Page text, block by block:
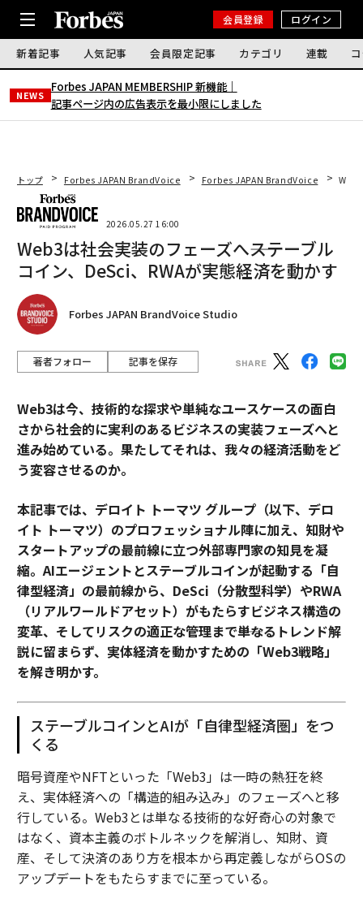
会員登録 ログイン
新着記事 人気記事 会員限定記事 カテゴリ 連載
NEWS
Forbes JAPAN MEMBERSHIP 新機能｜
記事ページ内の広告表示を最小限にしました
トップ Forbes JAPAN BrandVoice Forbes JAPAN BrandVoice
2026.05.27 16:00
Web3は社会実装のフェーズへ――ステーブル
コイン、DeSci、RWAが実態経済を動かす
Forbes JAPAN BrandVoice Studio
著者フォロー 記事を保存
Web3は今、技術的な探求や単純なユースケースの面白
さから社会的に実利のあるビジネスの実装フェーズへと
進み始めている。果たしてそれは、我々の経済活動をど
う変容させるのか。
本記事では、デロイト トーマツ グループ（以下、デロ
イト トーマツ）のプロフェッショナル陣に加え、知財や
スタートアップの最前線に立つ外部専門家の知見を凝
縮。AIエージェントとステーブルコインが起動する「自
律型経済」の最前線から、DeSci（分散型科学）やRWA
（リアルワールドアセット）がもたらすビジネス構造の
変革、そしてリスクの適正な管理まで――単なるトレンド解
説に留まらず、実体経済を動かすための「Web3戦略」
を解き明かす。
ステーブルコインとAIが「自律型経済圏」をつ
くる
暗号資産やNFTといった「Web3」は一時の熱狂を終
え、実体経済への「構造的組み込み」のフェーズへと移
行している。Web3とは単なる技術的な好奇心の対象で
はなく、資本主義のボトルネックを解消し、知財、資
産、そして決済のあり方を根本から再定義しながらOSの
アップデートをもたらすまでに至っている。